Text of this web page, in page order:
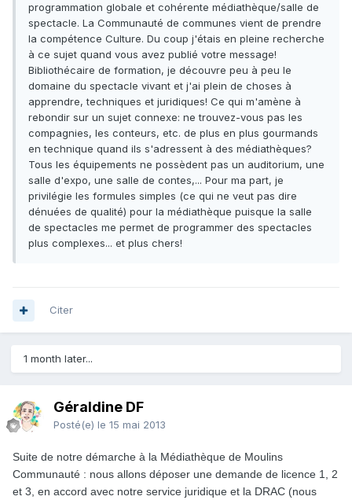
programmation globale et cohérente médiathèque/salle de
spectacle. La Communauté de communes vient de prendre
la compétence Culture. Du coup j'étais en pleine recherche
à ce sujet quand vous avez publié votre message!
Bibliothécaire de formation, je découvre peu à peu le
domaine du spectacle vivant et j'ai plein de choses à
apprendre, techniques et juridiques! Ce qui m'amène à
rebondir sur un sujet connexe: ne trouvez-vous pas les
compagnies, les conteurs, etc. de plus en plus gourmands
en technique quand ils s'adressent à des médiathèques?
Tous les équipements ne possèdent pas un auditorium, une
salle d'expo, une salle de contes,... Pour ma part, je
privilégie les formules simples (ce qui ne veut pas dire
dénuées de qualité) pour la médiathèque puisque la salle
de spectacles me permet de programmer des spectacles
plus complexes... et plus chers!
Citer
1 month later...
Géraldine DF
Posté(e) le 15 mai 2013
Suite de notre démarche à la Médiathèque de Moulins
Communauté : nous allons déposer une demande de licence 1, 2
et 3, en accord avec notre service juridique et la DRAC (nous